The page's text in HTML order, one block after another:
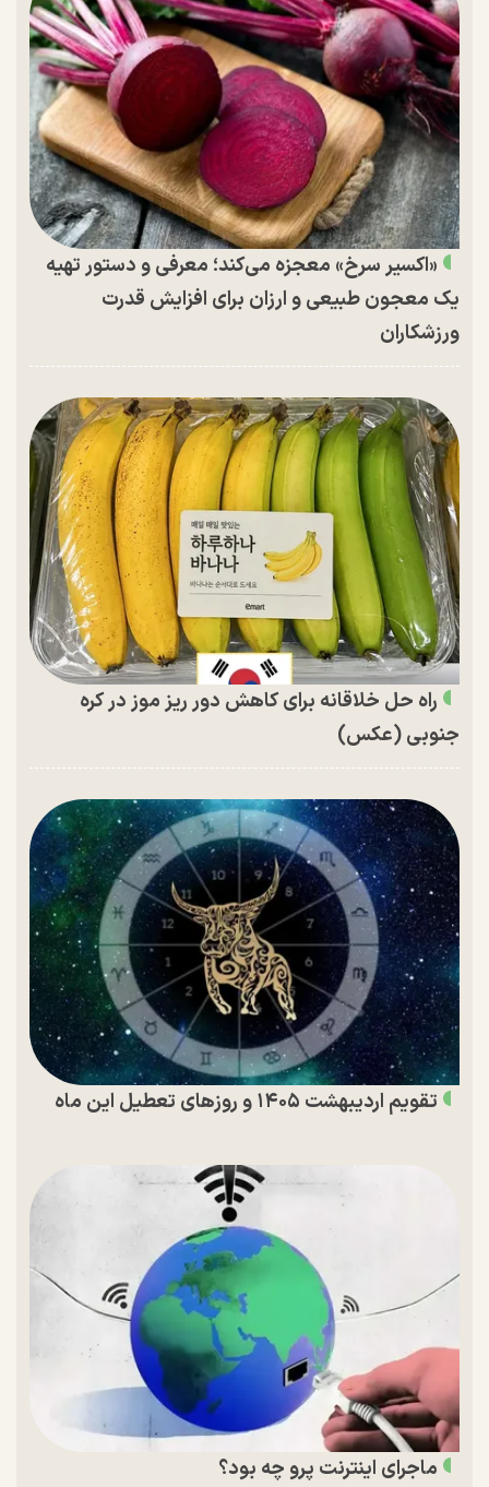
«اکسیر سرخ» معجزه می‌کند؛ معرفی و دستور تهیه
یک معجون طبیعی و ارزان برای افزایش قدرت
ورزشکاران
راه حل خلاقانه برای کاهش دور ریز موز در کره
جنوبی (عکس)
تقویم اردیبهشت ۱۴۰۵ و روز‌های تعطیل این ماه
ماجرای اینترنت پرو چه بود؟